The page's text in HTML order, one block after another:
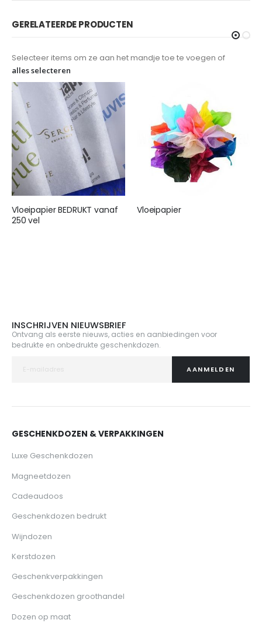
GERELATEERDE PRODUCTEN
Selecteer items om ze aan het mandje toe te voegen of
alles selecteren
Vloeipapier BEDRUKT vanaf
250 vel
Vloeipapier
INSCHRIJVEN NIEUWSBRIEF
Ontvang als eerste nieuws, acties en aanbiedingen voor
bedrukte en onbedrukte geschenkdozen.
AANMELDEN
GESCHENKDOZEN & VERPAKKINGEN
Luxe Geschenkdozen
Magneetdozen
Cadeaudoos
Geschenkdozen bedrukt
Wijndozen
Kerstdozen
Geschenkverpakkingen
Geschenkdozen groothandel
Dozen op maat